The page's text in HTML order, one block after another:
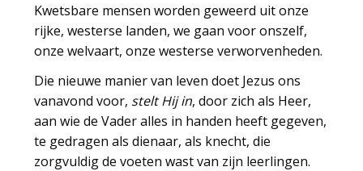
Kwetsbare mensen worden geweerd uit onze
rijke, westerse landen, we gaan voor onszelf,
onze welvaart, onze westerse verworvenheden.
Die nieuwe manier van leven doet Jezus ons
vanavond voor, stelt Hij in, door zich als Heer,
aan wie de Vader alles in handen heeft gegeven,
te gedragen als dienaar, als knecht, die
zorgvuldig de voeten wast van zijn leerlingen.